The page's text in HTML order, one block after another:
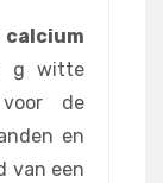
g witte
de
en
van een